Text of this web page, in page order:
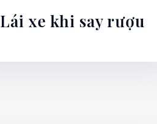
Lái xe khi say rượu